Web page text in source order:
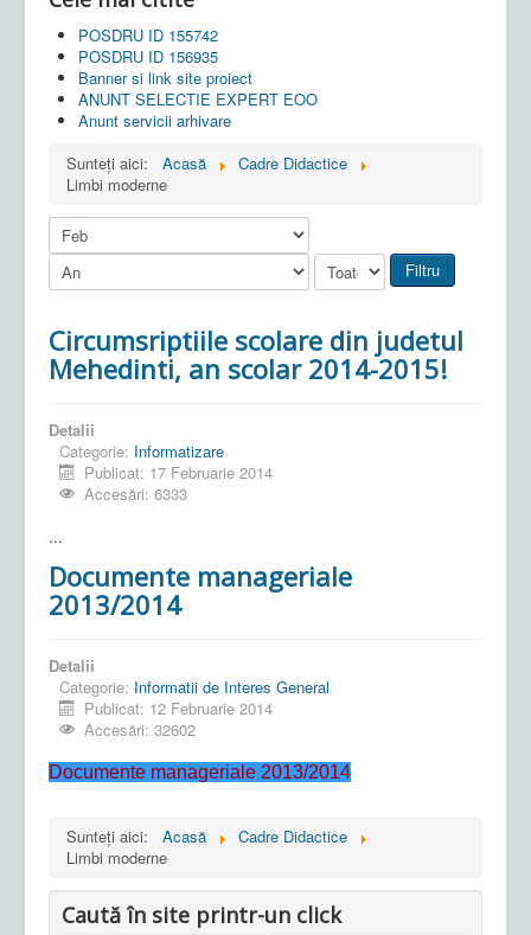
POSDRU ID 155742
POSDRU ID 156935
Banner si link site proiect
ANUNT SELECTIE EXPERT EOO
Anunt servicii arhivare
Sunteți aici:
Acasă
Cadre Didactice
Limbi moderne
Filtru
Circumsriptiile scolare din judetul
Mehedinti, an scolar 2014-2015!
Detalii
Categorie: Informatizare
Publicat: 17 Februarie 2014
Accesări: 6333
...
Documente manageriale
2013/2014
Detalii
Categorie: Informatii de Interes General
Publicat: 12 Februarie 2014
Accesări: 32602
Documente manageriale 2013/2014
Sunteți aici: Acasă
Cadre Didactice
Limbi moderne
Caută în site printr-un click